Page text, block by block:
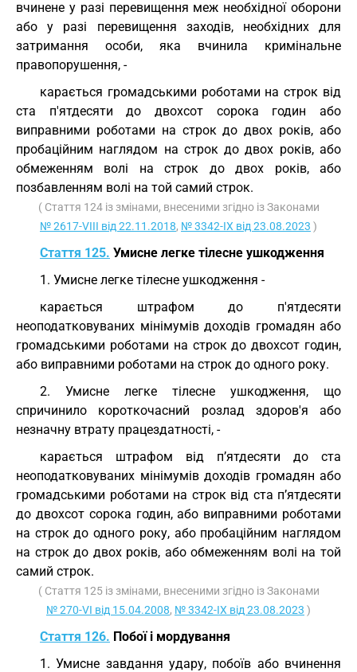
вчинене у разі перевищення меж необхідної оборони
або у разі перевищення заходів, необхідних для
затримання особи, яка вчинила кримінальне
правопорушення, -
карається громадськими роботами на строк від
ста п'ятдесяти до двохсот сорока годин або
виправними роботами на строк до двох років, або
пробаційним наглядом на строк до двох років, або
обмеженням волі на строк до двох років, або
позбавленням волі на той самий строк.
( Стаття 124 із змінами, внесеними згідно із Законами
№ 2617-VIII від 22.11.2018, № 3342-IX від 23.08.2023 )
Стаття 125. Умисне легке тілесне ушкодження
1. Умисне легке тілесне ушкодження -
карається штрафом до п'ятдесяти
неоподатковуваних мінімумів доходів громадян або
громадськими роботами на строк до двохсот годин,
або виправними роботами на строк до одного року.
2. Умисне легке тілесне ушкодження, що
спричинило короткочасний розлад здоров'я або
незначну втрату працездатності, -
карається штрафом від п’ятдесяти до ста
неоподатковуваних мінімумів доходів громадян або
громадськими роботами на строк від ста п’ятдесяти
до двохсот сорока годин, або виправними роботами
на строк до одного року, або пробаційним наглядом
на строк до двох років, або обмеженням волі на той
самий строк.
( Стаття 125 із змінами, внесеними згідно із Законами
№ 270-VI від 15.04.2008, № 3342-IX від 23.08.2023 )
Стаття 126. Побої і мордування
1. Умисне завдання удару, побоїв або вчинення